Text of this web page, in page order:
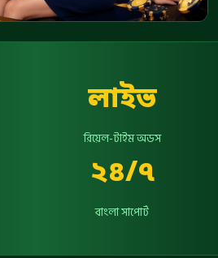
লাইভ
রিয়েল-টাইম অডস
২৪/৭
বাংলা সাপোর্ট